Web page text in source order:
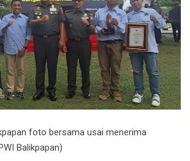
foto bersama usai menerima
Balikpapan)